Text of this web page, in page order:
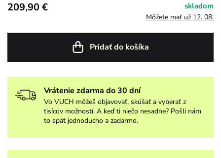
209,90 € skladom
Môžete mať už 12. 08.
Pridať do košíka
Vrátenie zdarma do 30 dní
Vo VUCH môžeš objavovať, skúšať a vyberať z
tisícov možností. A keď ti niečo nesadne? Pošli nám
to späť jednoducho a zadarmo.